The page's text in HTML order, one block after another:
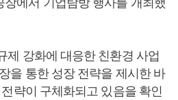
제 강화에 대응한 친환경 사업
을 통한 성장 전략을 제시한 바
략이 구체화되고 있음을 확인